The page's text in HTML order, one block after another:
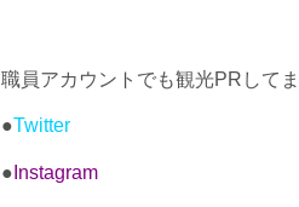
職員アカウントでも観光PRして
●Twitter
● Instagram